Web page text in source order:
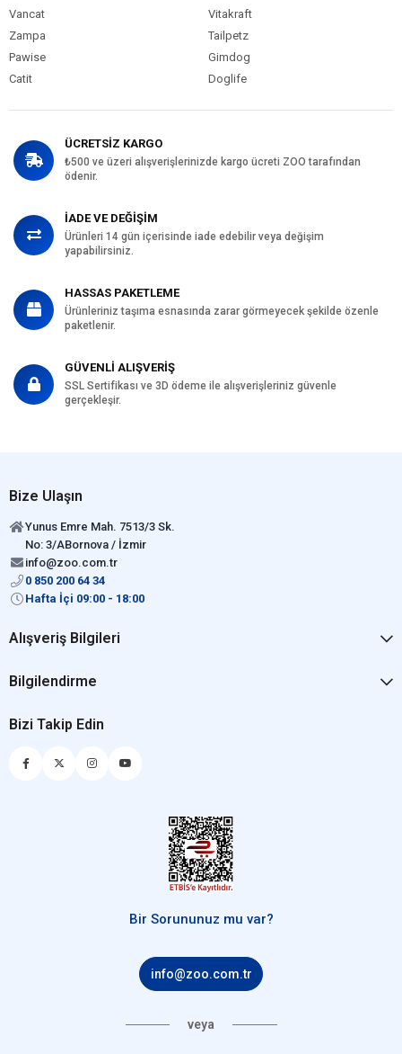
Vancat
Vitakraft
Zampa
Tailpetz
Pawise
Gimdog
Catit
Doglife
ÜCRETSİZ KARGO
₺500 ve üzeri alışverişlerinizde kargo ücreti ZOO tarafından
ödenir.
İADE VE DEĞİŞİM
Ürünleri 14 gün içerisinde iade edebilir veya değişim
yapabilirsiniz.
HASSAS PAKETLEME
Ürünleriniz taşıma esnasında zarar görmeyecek şekilde özenle
paketlenir.
GÜVENLİ ALIŞVERİŞ
SSL Sertifikası ve 3D ödeme ile alışverişleriniz güvenle
gerçekleşir.
Bize Ulaşın
Yunus Emre Mah. 7513/3 Sk.
No: 3/ABornova / İzmir
info@zoo.com.tr
0 850 200 64 34
Hafta İçi 09:00 - 18:00
Alışveriş Bilgileri
Bilgilendirme
Bizi Takip Edin
Bir Sorununuz mu var?
info@zoo.com.tr
veya